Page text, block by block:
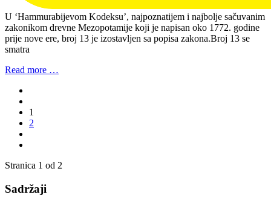
U ‘Hammurabijevom Kodeksu’, najpoznatijem i najbolje sačuvanim
zakonikom drevne Mezopotamije koji je napisan oko 1772. godine
prije nove ere, broj 13 je izostavljen sa popisa zakona.Broj 13 se
smatra
Read more …
1
2
Stranica 1 od 2
Sadržaji